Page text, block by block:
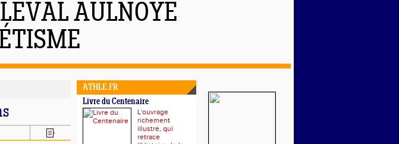
AULNOYE
ATHLE.FR
Livre du Centenaire
L'ouvrage
richement
illustré, qui
retrace